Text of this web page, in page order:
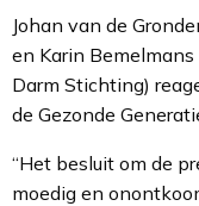
Johan van de
en Karin
Darm Stichting)
de Gezonde
“Het besluit om de
moedig en